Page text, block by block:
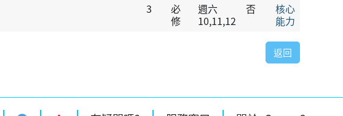
3
必
修
週六
10,11,12
否
核心
能力
返回
區塊